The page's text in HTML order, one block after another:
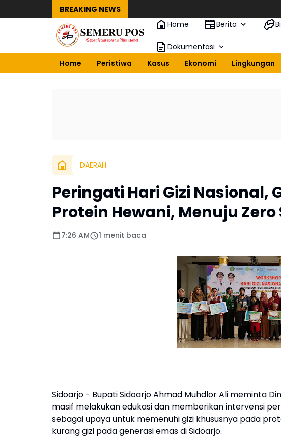
BREAKING NEWS
Home
Berita
Dokumentasi
Home
Peristiwa Kasus Ekonomi Lingkungan
DAERAH
Peringati Hari Gizi Nasional,
Protein Hewani, Menuju
7:26 AM 1 menit baca
Sidoarjo - Bupati Sidoarjo Ahmad Muhdlor Ali meminta
masif melakukan edukasi dan memberikan intervensi
sebagai upaya untuk memenuhi gizi khususnya pada
kurang gizi pada generasi emas di Sidoarjo.